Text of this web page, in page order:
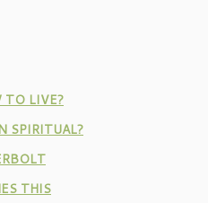
TO LIVE?
SPIRITUAL?
THIS